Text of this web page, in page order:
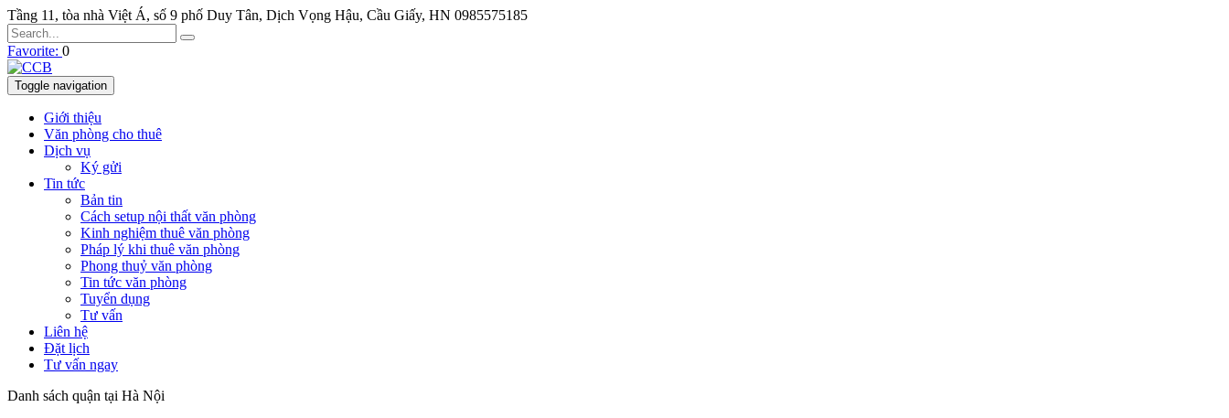
Tầng 11, tòa nhà Việt Á, số 9 phố Duy Tân, Dịch Vọng Hậu, Cầu Giấy, HN 0985575185
Favorite: 0
Toggle navigation
Giới thiệu
Văn phòng cho thuê
Dịch vụ
Ký gửi
Tin tức
Bản tin
Cách setup nội thất văn phòng
Kinh nghiệm thuê văn phòng
Pháp lý khi thuê văn phòng
Phong thuỷ văn phòng
Tin tức văn phòng
Tuyển dụng
Tư vấn
Liên hệ
Đặt lịch
Tư vấn ngay
Danh sách quận tại Hà Nội